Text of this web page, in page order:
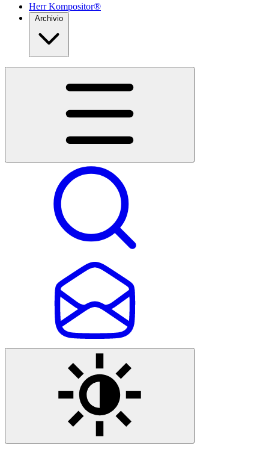
Herr Kompositor®
Archivio